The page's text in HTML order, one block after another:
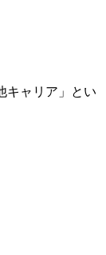
キャリア」とい